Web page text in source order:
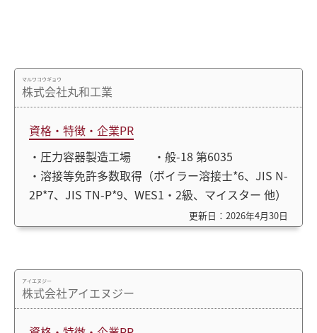
マルワコウギョウ
株式会社丸和工業
資格・特徴・企業PR
・圧力容器製造工場 ・般-18 第6035
・溶接等免許多数取得（ボイラー溶接士*6、JIS N-
2P*7、JIS TN-P*9、WES1・2級、マイスター 他）
更新日：2026年4月30日
アイエヌジー
株式会社アイエヌジー